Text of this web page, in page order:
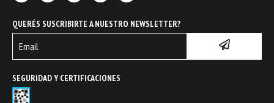
QUERÉS SUSCRIBIRTE A NUESTRO NEWSLETTER?
SEGURIDAD Y CERTIFICACIONES